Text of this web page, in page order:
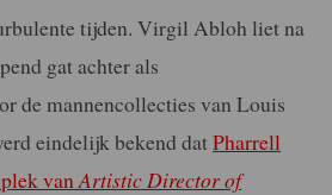
tijden. Virgil Abloh liet na
gat achter als
de mannencollecties van Louis
eindelijk bekend datPharrell
van Artistic Director of